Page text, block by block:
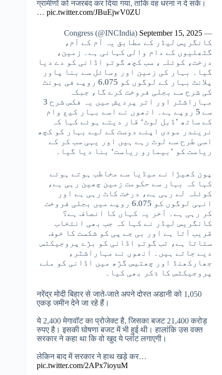
ग्रामीणों को नजरबंद कर दिया गया, ताकि वह धरना न दे सकें।
… pic.twitter.com/JBuEjwV0ZU
— Congress (@INCIndia)
September 15, 2025
کانگریس لیڈر کے مطابق یہ آم کے آم،
گٹھلیوں کے دام والی کہانی ہے۔ زمین،
درخت، کوئلہ، سب کچھ گوتم اڈانی کو دے دیا
گیا۔ بہار کی زمین اور وسائل سے بنا پاور
پلانٹ بہار کے لوگوں کو 6.075 روپے فی یونٹ
کی شرح سے بجلی فروخت کرے گا، جبکہ
مہاراشٹر اور اتر پردیش میں یہ فکس شرح 3
سے 5 روپے ہے۔ انھوں نے اسے بہار کیع وام
کے ساتھ ’ڈبل لوٹ‘ قار دیتے ہوئے کہا کہ
نریندر مودی اپنے دوست کے لیے بہار کو کچھ
اسی طرح سے لوٹ رہے ہیں اور یہی سب کر کے
ریاست کو ’بیمارو ریاست‘ بنا دیا گیا۔
پون کھیڑا نے میڈیا سے مخاطب ہوتے ہوئے
کہا کہ بہار سے حکومت زمین چھین رہی ہے،
کوئلہ لے رہی ہے، درخت کاٹ رہی ہے اور
انہی لوگوں کو 6.075 روپے میں بجلی فروخت
کر رہی ہے۔ آخر یہ کہاں کا انصاف ہے؟
کانگریس لیڈر نے کہا کہ جب بھی انتخاب
قریب آتا ہے اور بی جے پی کو شکست کا خوف
ستاتا ہے، تب گوتم اڈانی کو بڑے پروجیکٹس
دیے جاتے ہیں۔ انھوں نے مہاراشٹر،
جھارکھنڈ اور چھتیس گڑھ میں اڈانی کو ملے
پروجیکٹس کا ذکر بھی کیا۔
नरेंद्र मोदी बिहार से जाते-जाते अपने दोस्त अडानी को 1,050
एकड़ जमीन देने जा रहे हैं।
ये 2,400 मेगावॉट का प्रोजेक्ट है, जिसका बजट 21,400 करोड़
रुपए है। इसकी घोषणा बजट में भी हुई थी। हालांकि उस वक्त
सरकार ने कहा था कि वो खुद ये प्लांट लगाएगी।
लेकिन बाद में सरकार ने हाथ खड़े कर…
pic.twitter.com/2APx7ioyuM